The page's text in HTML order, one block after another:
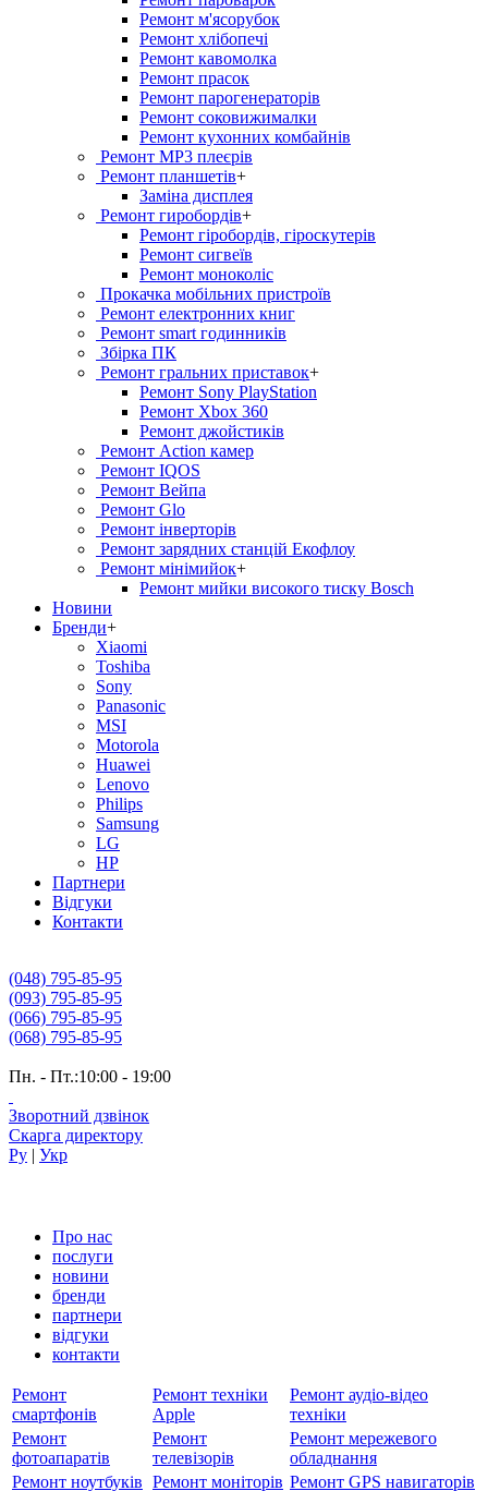
Ремонт м'ясорубок
Ремонт хлiбопечi
Ремонт кавомолка
Ремонт прасок
Ремонт парогенераторiв
Ремонт соковижималки
Ремонт кухонних комбайнів
Ремонт MP3 плеєрів
Ремонт планшетів+
Заміна дисплея
Ремонт гиробордiв+
Ремонт гіробордів, гіроскутерів
Ремонт сигвеїв
Ремонт моноколіс
Прокачка мобільних пристроїв
Ремонт електронних книг
Ремонт smart годинників
Збірка ПК
Ремонт гральних приставок+
Ремонт Sony PlayStation
Ремонт Xbox 360
Ремонт джойстиків
Ремонт Action камер
Ремонт IQOS
Ремонт Вейпа
Ремонт Glo
Ремонт інверторів
Ремонт зарядних станцій Екофлоу
Ремонт мiнiмийок+
Ремонт мийки високого тиску Bosch
Новини
Бренди+
Xiaomi
Toshiba
Sony
Panasonic
MSI
Motorola
Huawei
Lenovo
Philips
Samsung
LG
HP
Партнери
Вiдгуки
Контакти
(048) 795-85-95
(093) 795-85-95
(066) 795-85-95
(068) 795-85-95
Пн. - Пт.:10:00 - 19:00
Зворотний дзвінок
Скарга директору
Ру | Укр
Про нас
послуги
новини
бренди
партнери
вiдгуки
контакти
Ремонт
смартфонів
Ремонт техніки
Apple
Ремонт аудіо-відео
техніки
Ремонт
фотоапаратів
Ремонт
телевізорів
Ремонт мережевого
обладнання
Ремонт ноутбуків Ремонт моніторів Ремонт GPS навигаторів